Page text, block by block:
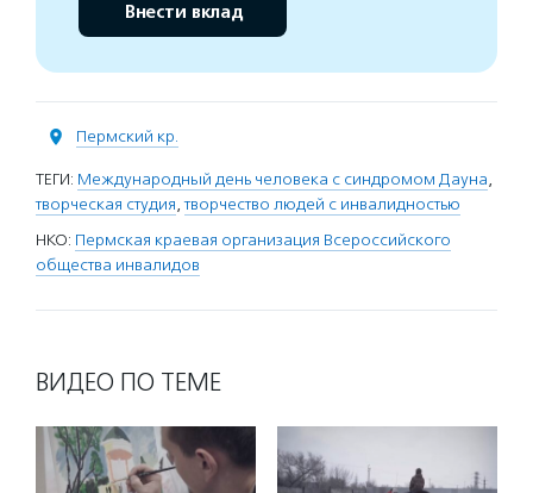
Внести вклад
Пермский кр.
ТЕГИ: Международный день человека с синдромом Дауна,
творческая студия,творчество людей с инвалидностью
НКО: Пермская краевая организация Всероссийского
общества инвалидов
ВИДЕО ПО ТЕМЕ